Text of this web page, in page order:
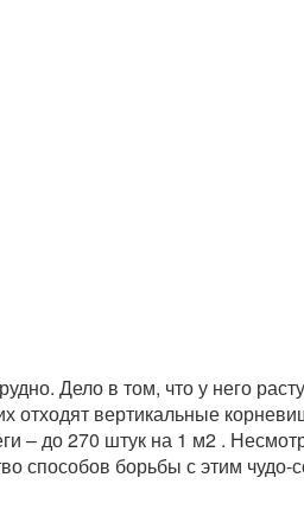
Дело в том, что у него
отходят вертикальные
– до 270 штук на 1 м2 .
способов борьбы с этим чудо-